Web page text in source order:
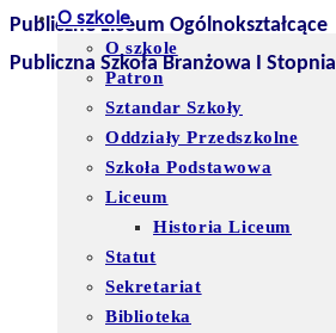
Publiczne Liceum Ogólnokształcące
Publiczna Szkoła Branżowa I Stopnia
O szkole
O szkole
Patron
Sztandar Szkoły
Oddziały Przedszkolne
Szkoła Podstawowa
Liceum
Historia Liceum
Statut
Sekretariat
Biblioteka